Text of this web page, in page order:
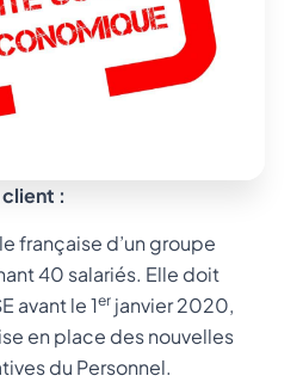
:
française d’un groupe
40 salariés. Elle doit
avant le 1er janvier 2020,
en place des nouvelles
du Personnel.